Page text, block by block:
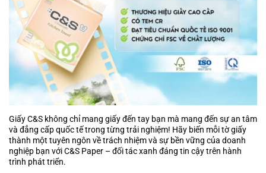
Giấy C&S không chỉ mang giấy đến tay bạn mà mang đến sự an tâm
và đẳng cấp quốc tế trong từng trải nghiệm! Hãy biến mỗi tờ giấy
thành một tuyên ngôn về trách nhiệm và sự bền vững của doanh
nghiệp bạn với C&S Paper – đối tác xanh đáng tin cậy trên hành
trình phát triển.